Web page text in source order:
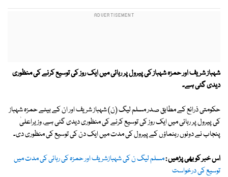
شہباز شریف اور حمزہ شہباز کی پیرول پر رہائی میں ایک روز کی توسیع کرنے کی منظوری
دیدی گئی ہے۔
حکومتی ذرائع کے مطابق صدر مسلم لیگ (ن) شہباز شریف اور ان کے بیٹے حمزہ شہباز
کی پیرول پر رہائی میں ایک روز کی توسیع کرنے کی منظوری دیدی گئی ہے، وزیراعلیٰ
پنجاب نے دونوں رہنماؤں کے پیرول کی مدت میں ایک دن کی توسیع کی منظوری دی۔
اس خبر کو بھی پڑھیں :مسلم لیگ ن کی شہبازشریف اور حمزہ کی رہائی کی مدت میں
توسیع کی درخواست